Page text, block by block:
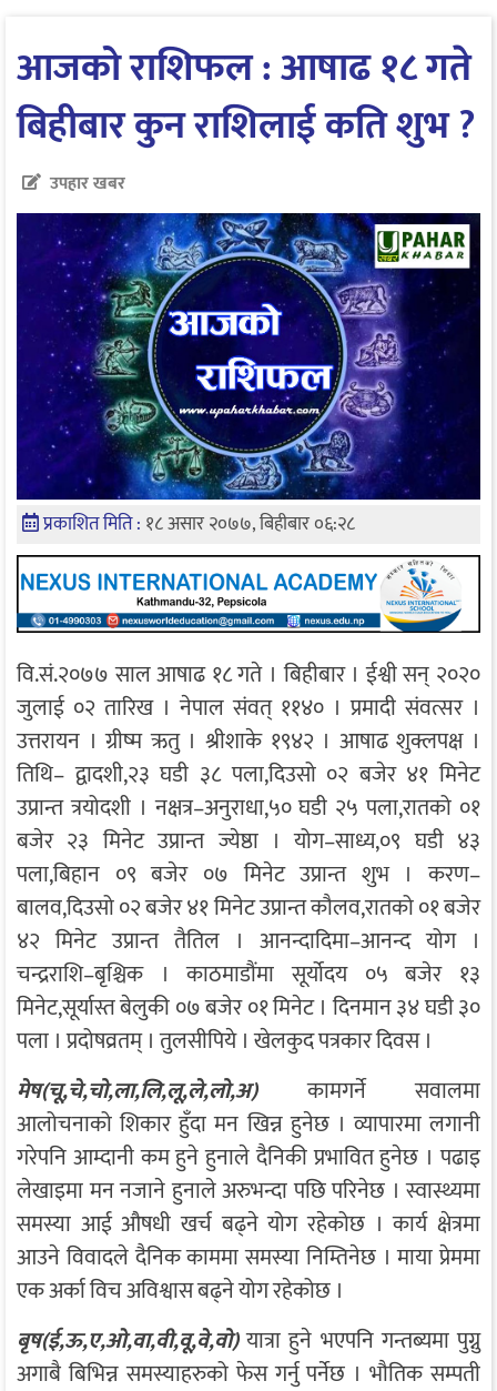
आजको राशिफल : आषाढ १८ गते
बिहीबार कुन राशिलाई कति शुभ ?
उपहार खबर
प्रकाशित मिति : १८ असार २०७७, बिहीबार ०६:२८
वि.सं.२०७७ साल आषाढ १८ गते । बिहीबार । ईश्वी सन् २०२०
जुलाई ०२ तारिख । नेपाल संवत् ११४० । प्रमादी संवत्सर ।
उत्तरायन । ग्रीष्म ऋतु । श्रीशाके १९४२ । आषाढ शुक्लपक्ष ।
तिथि– द्वादशी,२३ घडी ३८ पला,दिउसो ०२ बजेर ४१ मिनेट
उप्रान्त त्रयोदशी । नक्षत्र–अनुराधा,५० घडी २५ पला,रातको ०१
बजेर २३ मिनेट उप्रान्त ज्येष्ठा । योग–साध्य,०९ घडी ४३
पला,बिहान ०९ बजेर ०७ मिनेट उप्रान्त शुभ । करण–
बालव,दिउसो ०२ बजेर ४१ मिनेट उप्रान्त कौलव,रातको ०१ बजेर
४२ मिनेट उप्रान्त तैतिल । आनन्दादिमा–आनन्द योग ।
चन्द्रराशि–बृश्चिक । काठमाडौंमा सूर्योदय ०५ बजेर १३
मिनेट,सूर्यास्त बेलुकी ०७ बजेर ०१ मिनेट । दिनमान ३४ घडी ३०
पला । प्रदोषव्रतम् । तुलसीपिये । खेलकुद पत्रकार दिवस ।
मेष(चू,चे,चो,ला,लि,लू,ले,लो,अ)
कामगर्ने सवालमा
आलोचनाको शिकार हुँदा मन खिन्न हुनेछ । व्यापारमा लगानी
गरेपनि आम्दानी कम हुने हुनाले दैनिकी प्रभावित हुनेछ । पढाइ
लेखाइमा मन नजाने हुनाले अरुभन्दा पछि परिनेछ । स्वास्थ्यमा
समस्या आई औषधी खर्च बढ्ने योग रहेकोछ । कार्य क्षेत्रमा
आउने विवादले दैनिक काममा समस्या निम्तिनेछ । माया प्रेममा
एक अर्का विच अविश्वास बढ्ने योग रहेकोछ ।
बृष(ई,ऊ,ए,ओ,वा,वी,वू,वे,वो) यात्रा हुने भएपनि गन्तब्यमा पुग्नु
अगाबै बिभिन्न समस्याहरुको फेस गर्नु पर्नेछ । भौतिक सम्पती